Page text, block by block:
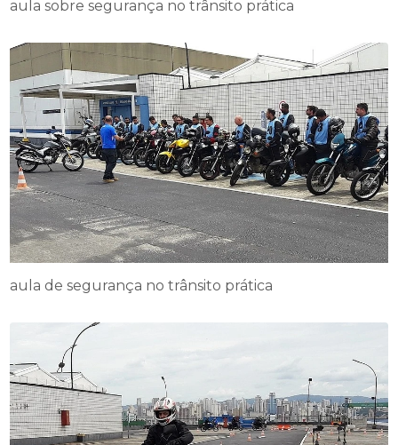
aula sobre segurança no trânsito prática
aula de segurança no trânsito prática